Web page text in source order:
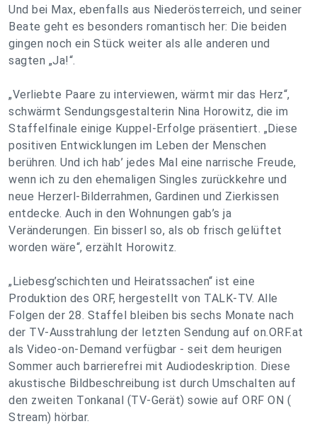
Und bei Max, ebenfalls aus Niederösterreich, und seiner
Beate geht es besonders romantisch her: Die beiden
gingen noch ein Stück weiter als alle anderen und
sagten „Ja!“.
„Verliebte Paare zu interviewen, wärmt mir das Herz“,
schwärmt Sendungsgestalterin Nina Horowitz, die im
Staffelfinale einige Kuppel-Erfolge präsentiert. „Diese
positiven Entwicklungen im Leben der Menschen
berühren. Und ich hab’ jedes Mal eine narrische Freude,
wenn ich zu den ehemaligen Singles zurückkehre und
neue Herzerl-Bilderrahmen, Gardinen und Zierkissen
entdecke. Auch in den Wohnungen gab’s ja
Veränderungen. Ein bisserl so, als ob frisch gelüftet
worden wäre“, erzählt Horowitz.
„Liebesg’schichten und Heiratssachen“ ist eine
Produktion des ORF, hergestellt von TALK-TV. Alle
Folgen der 28. Staffel bleiben bis sechs Monate nach
der TV-Ausstrahlung der letzten Sendung auf on.ORF.at
als Video-on-Demand verfügbar - seit dem heurigen
Sommer auch barrierefrei mit Audiodeskription. Diese
akustische Bildbeschreibung ist durch Umschalten auf
den zweiten Tonkanal (TV-Gerät) sowie auf ORF ON (
Stream) hörbar.